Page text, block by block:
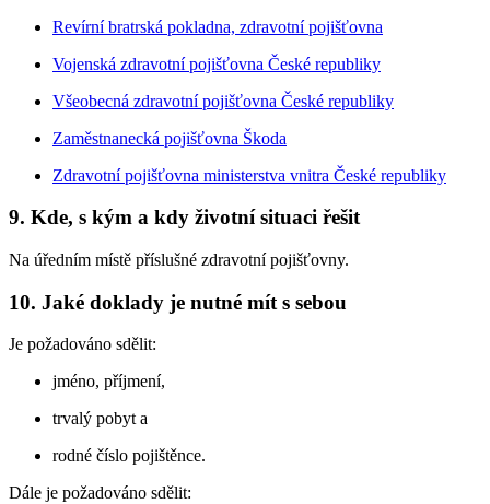
Revírní bratrská pokladna, zdravotní pojišťovna
Vojenská zdravotní pojišťovna České republiky
Všeobecná zdravotní pojišťovna České republiky
Zaměstnanecká pojišťovna Škoda
Zdravotní pojišťovna ministerstva vnitra České republiky
9. Kde, s kým a kdy životní situaci řešit
Na úředním místě příslušné zdravotní pojišťovny.
10. Jaké doklady je nutné mít s sebou
Je požadováno sdělit:
jméno, příjmení,
trvalý pobyt a
rodné číslo pojištěnce.
Dále je požadováno sdělit: